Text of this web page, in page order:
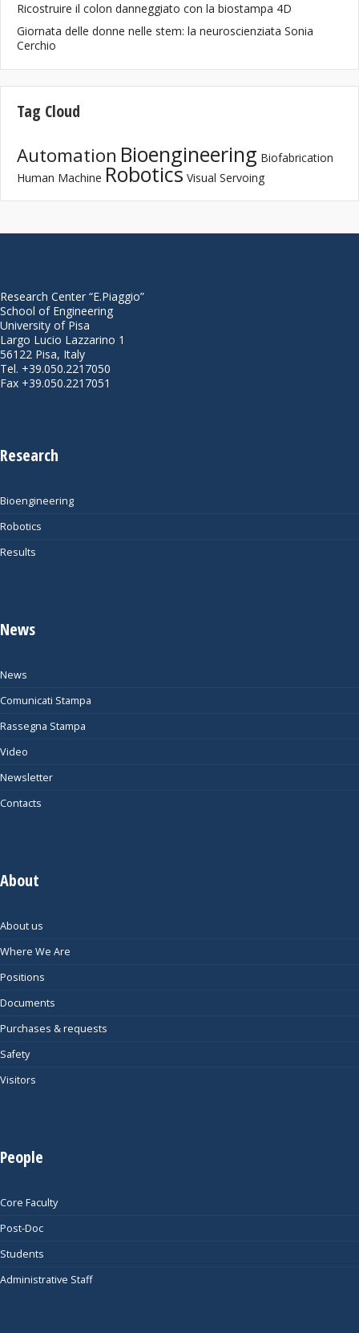
Ricostruire il colon danneggiato con la biostampa 4D
Giornata delle donne nelle stem: la neuroscienziata Sonia
Cerchio
Tag Cloud
Automation Bioengineering Biofabrication
Human Machine Robotics Visual Servoing
Research Center “E.Piaggio”
School of Engineering
University of Pisa
Largo Lucio Lazzarino 1
56122 Pisa, Italy
Tel. +39.050.2217050
Fax +39.050.2217051
Research
Bioengineering
Robotics
Results
News
News
Comunicati Stampa
Rassegna Stampa
Video
Newsletter
Contacts
About
About us
Where We Are
Positions
Documents
Purchases & requests
Safety
Visitors
People
Core Faculty
Post-Doc
Students
Administrative Staff